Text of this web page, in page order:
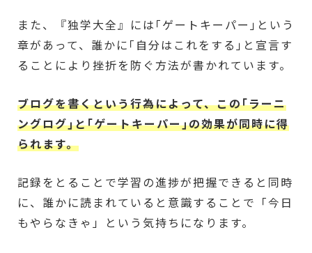
また、『独学大全』には｢ゲートキーパー｣という
章があって、誰かに｢自分はこれをする｣と宣言す
ることにより挫折を防ぐ方法が書かれています。
ブログを書くという行為によって、この｢ラーニ
ングログ｣と｢ゲートキーパー｣の効果が同時に得
られます。
記録をとることで学習の進捗が把握できると同時
に、誰かに読まれていると意識することで「今日
もやらなきゃ」という気持ちになります。